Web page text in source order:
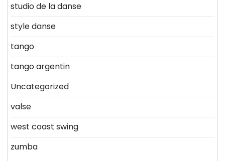
studio de la danse
style danse
tango
tango argentin
Uncategorized
valse
west coast swing
zumba